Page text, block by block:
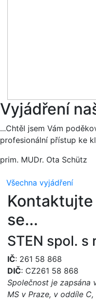
Vyjádření
...Chtěl jsem Vám
profesionální přístup ke
prim. MUDr. Ota Schütz
Všechna vyjádření
se...
STEN spol. s
IČ: 261 58 868
DIČ: CZ261 58 868
Společnost je zapsána
MS v Praze, v oddíle